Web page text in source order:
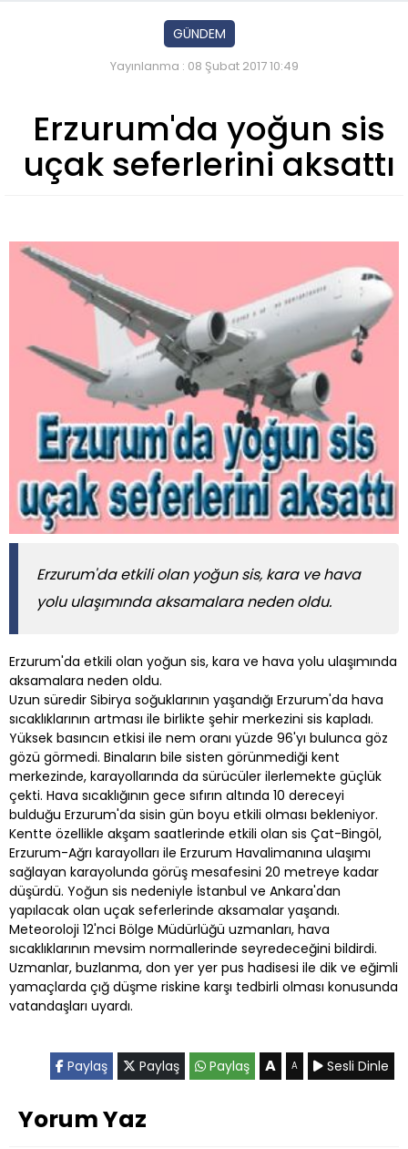
GÜNDEM
Yayınlanma : 08 Şubat 2017 10:49
Erzurum'da yoğun sis
uçak seferlerini aksattı
Erzurum'da etkili olan yoğun sis, kara ve hava
yolu ulaşımında aksamalara neden oldu.
Erzurum'da etkili olan yoğun sis, kara ve hava yolu ulaşımında
aksamalara neden oldu.
Uzun süredir Sibirya soğuklarının yaşandığı Erzurum'da hava
sıcaklıklarının artması ile birlikte şehir merkezini sis kapladı.
Yüksek basıncın etkisi ile nem oranı yüzde 96'yı bulunca göz
gözü görmedi. Binaların bile sisten görünmediği kent
merkezinde, karayollarında da sürücüler ilerlemekte güçlük
çekti. Hava sıcaklığının gece sıfırın altında 10 dereceyi
bulduğu Erzurum'da sisin gün boyu etkili olması bekleniyor.
Kentte özellikle akşam saatlerinde etkili olan sis Çat-Bingöl,
Erzurum-Ağrı karayolları ile Erzurum Havalimanına ulaşımı
sağlayan karayolunda görüş mesafesini 20 metreye kadar
düşürdü. Yoğun sis nedeniyle İstanbul ve Ankara'dan
yapılacak olan uçak seferlerinde aksamalar yaşandı.
Meteoroloji 12'nci Bölge Müdürlüğü uzmanları, hava
sıcaklıklarının mevsim normallerinde seyredeceğini bildirdi.
Uzmanlar, buzlanma, don yer yer pus hadisesi ile dik ve eğimli
yamaçlarda çığ düşme riskine karşı tedbirli olması konusunda
vatandaşları uyardı.
Paylaş Paylaş Paylaş A A Sesli Dinle
Yorum Yaz